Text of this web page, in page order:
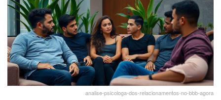
analise-psicologa-dos-relacionamentos-no-bbb-agora